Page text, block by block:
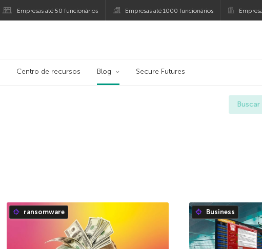
Empresas até 50 funcionários Empresas até 1000 funcionários
Centro de recursos Blog Secure Futures
ransomware Business